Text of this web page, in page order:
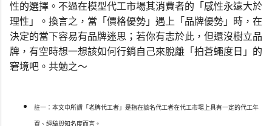
性的選擇。不過在模型代工市場其消費者的「感性永遠大於
理性」。換言之，當「價格優勢」遇上「品牌優勢」時，在
決定的當下容易有品牌迷思；若你有志於此，但還沒樹立品
牌，有空時想一想該如何行銷自己來脫離「拍蒼蠅度日」的
窘境吧。共勉之～
註一：本文中所謂「老牌代工者」是指在該名代工者在代工市場上具有一定的代工年
資、經驗與知名度而言。